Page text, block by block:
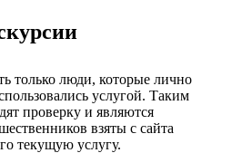
только люди, которые лично
услугой. Таким
проверку и являются
взяты с сайта
текущую услугу.